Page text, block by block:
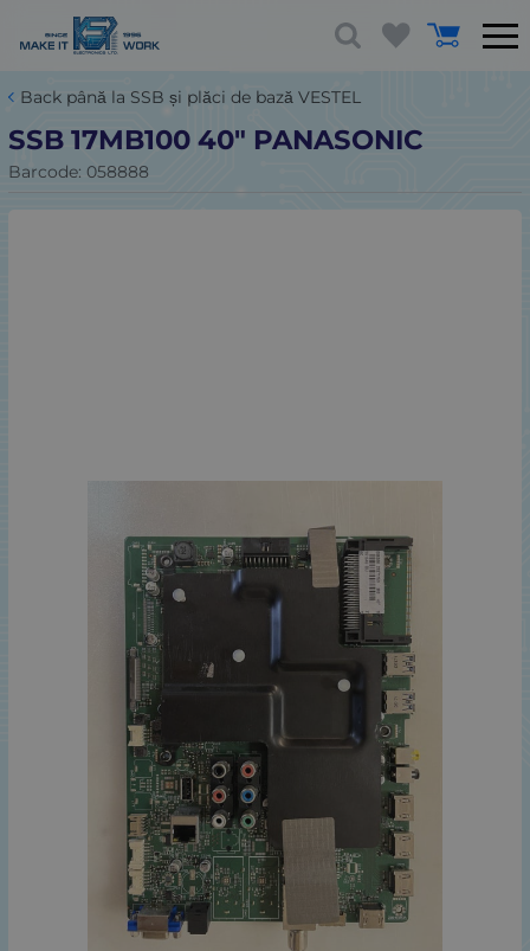
Back până la SSB și plăci de bază VESTEL
SSB 17MB100 40" PANASONIC
Barcode: 058888